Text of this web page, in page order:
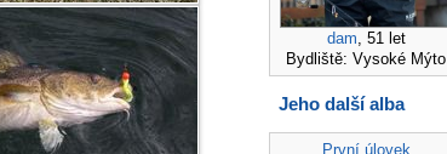
dam, 51 let
Bydliště: Vysoké Mýto
Jeho další alba
První úlovek